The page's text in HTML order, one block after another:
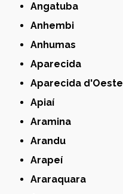
Angatuba
Anhembi
Anhumas
Aparecida
Aparecida d'Oeste
Apiaí
Aramina
Arandu
Arapeí
Araraquara